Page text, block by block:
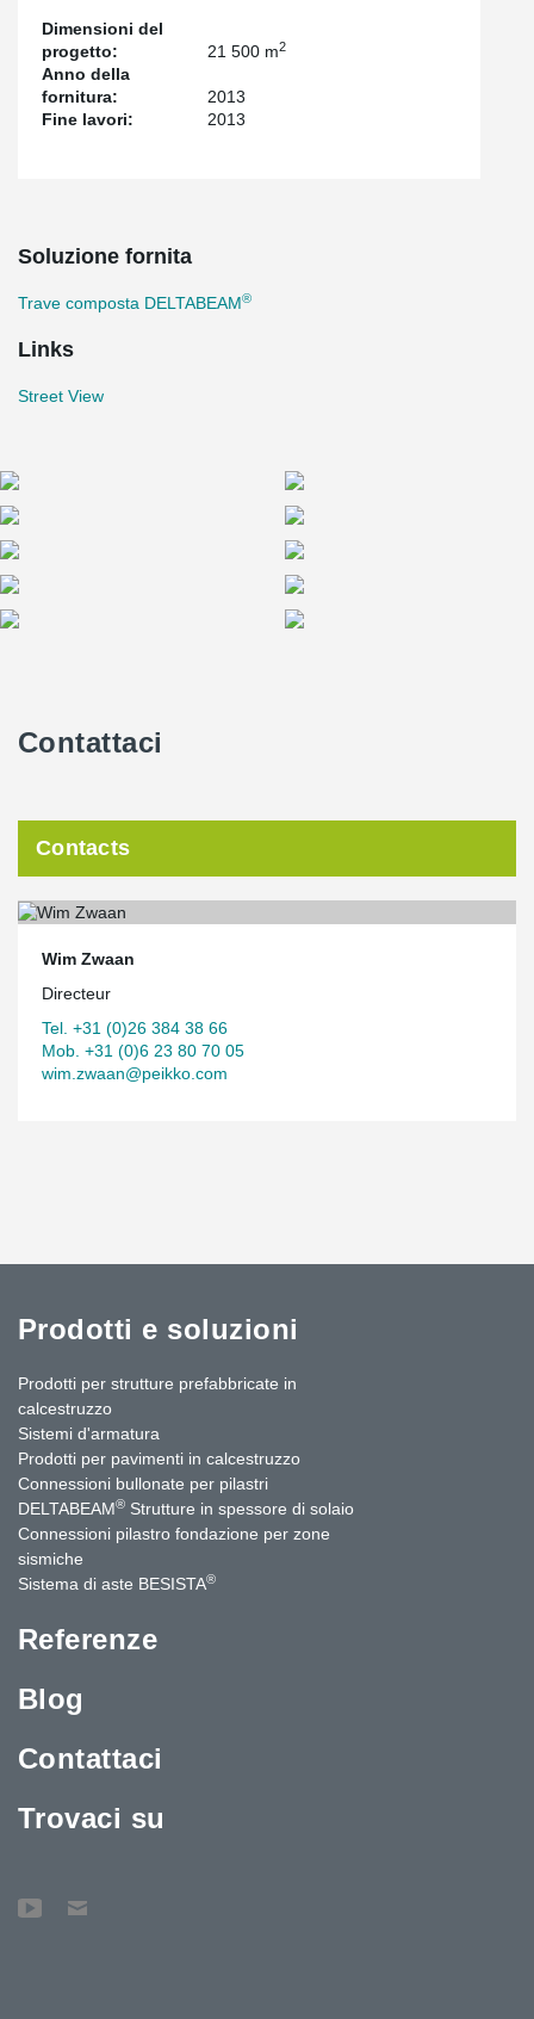
Dimensioni del
progetto:
21 500 m2
Anno della
fornitura:
2013
Fine lavori:
2013
Soluzione fornita
Trave composta DELTABEAM®
Links
Street View
Contattaci
Contacts
Wim Zwaan
Directeur
Tel. +31 (0)26 384 38 66
Mob. +31 (0)6 23 80 70 05
wim.zwaan@peikko.com
Prodotti e soluzioni
Prodotti per strutture prefabbricate in
calcestruzzo
Sistemi d'armatura
Prodotti per pavimenti in calcestruzzo
Connessioni bullonate per pilastri
DELTABEAM® Strutture in spessore di solaio
Connessioni pilastro fondazione per zone
sismiche
Sistema di aste BESISTA®
Referenze
Blog
Contattaci
Trovaci su